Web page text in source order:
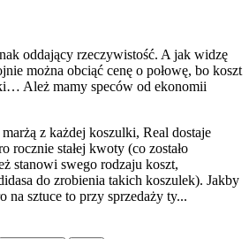
oddający rzeczywistość. A jak widzę
można obciąć cenę o połowę, bo koszt
Ależ mamy speców od ekonomii
z każdej koszulki, Real dostaje
rocznie stałej kwoty (co zostało
stanowi swego rodzaju koszt,
do zrobienia takich koszulek). Jakby
na sztuce to przy sprzedaży ty...